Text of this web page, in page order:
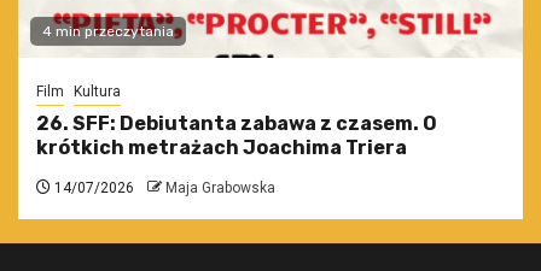
4 min przeczytania
Film Kultura
26. SFF: Debiutanta zabawa z czasem. O
krótkich metrażach Joachima Triera
14/07/2026 Maja Grabowska